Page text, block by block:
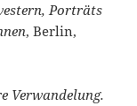
Porträts
, Berlin,
Verwandelung.